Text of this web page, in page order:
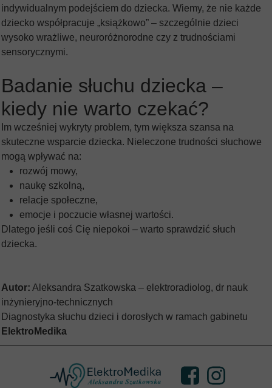
indywidualnym podejściem do dziecka. Wiemy, że nie każde
dziecko współpracuje „książkowo” – szczególnie dzieci
wysoko wrażliwe, neuroróżnorodne czy z trudnościami
sensorycznymi.
Badanie słuchu dziecka –
kiedy nie warto czekać?
Im wcześniej wykryty problem, tym większa szansa na
skuteczne wsparcie dziecka. Nieleczone trudności słuchowe
mogą wpływać na:
rozwój mowy,
naukę szkolną,
relacje społeczne,
emocje i poczucie własnej wartości.
Dlatego jeśli coś Cię niepokoi – warto sprawdzić słuch
dziecka.
Autor: Aleksandra Szatkowska – elektroradiolog, dr nauk
inżynieryjno-technicznych
Diagnostyka słuchu dzieci i dorosłych w ramach gabinetu
ElektroMedika